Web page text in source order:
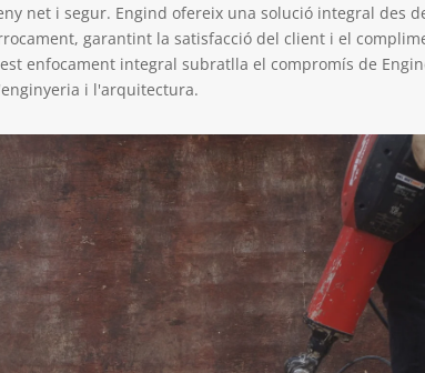
net i segur. Engind ofereix una solució integral des
garantint la satisfacció del client i el
enfocament integral subratlla el compromís de
i l'arquitectura.